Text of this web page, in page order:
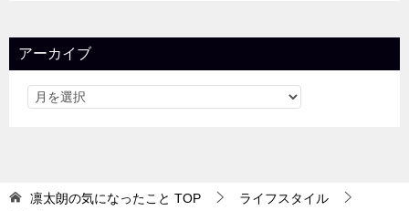
アーカイブ
凛太朗の気になったこと TOP
ライフスタイル